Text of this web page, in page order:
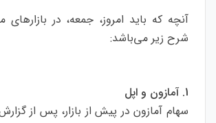
آنچه که باید امروز، جمعه، در بازارهای
شرح زیر می‌باشد:
1. آمازون و اپل
سهام آمازون در پیش از بازار، پس از